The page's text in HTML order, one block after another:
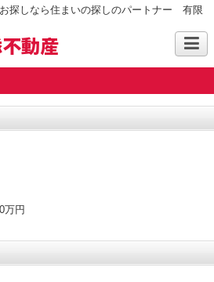
探しなら住まいの探しのパートナー 有限
動産
万円